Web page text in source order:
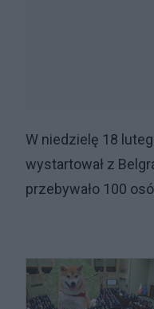
W niedzielę 18
wystartował z
przebywało 100